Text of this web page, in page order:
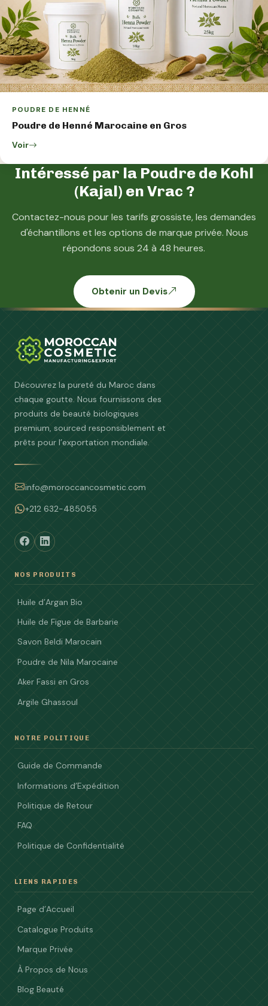
POUDRE DE HENNÉ
Poudre de Henné Marocaine en Gros
Voir
Intéressé par la Poudre de Kohl
(Kajal) en Vrac ?
Contactez-nous pour les tarifs grossiste, les demandes
d'échantillons et les options de marque privée. Nous
répondons sous 24 à 48 heures.
Obtenir un Devis
Découvrez la pureté du Maroc dans
chaque goutte. Nous fournissons des
produits de beauté biologiques
premium, sourced responsiblement et
prêts pour l’exportation mondiale.
info@moroccancosmetic.com
+212 632-485055
NOS PRODUITS
Huile d’Argan Bio
Huile de Figue de Barbarie
Savon Beldi Marocain
Poudre de Nila Marocaine
Aker Fassi en Gros
Argile Ghassoul
NOTRE POLITIQUE
Guide de Commande
Informations d’Expédition
Politique de Retour
FAQ
Politique de Confidentialité
LIENS RAPIDES
Page d’Accueil
Catalogue Produits
Marque Privée
À Propos de Nous
Blog Beauté